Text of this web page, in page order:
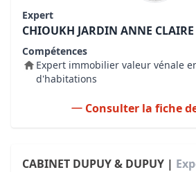
Expert
CHIOUKH JARDIN ANNE CLAIRE
Compétences
Expert immobilier valeur vénale
d'habitations
Consulter la fiche
CABINET DUPUY & DUPUY |